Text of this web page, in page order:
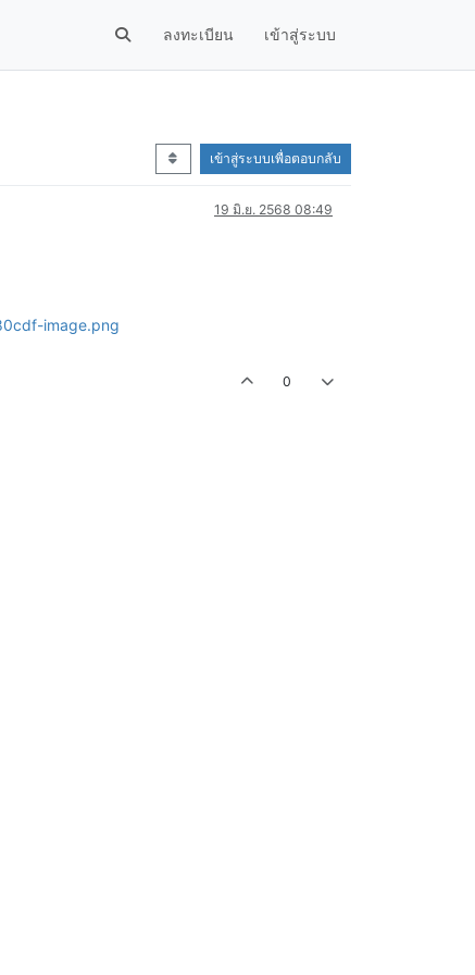
ลงทะเบียน เข้าสู่ระบบ
เข้าสู่ระบบเพื่อตอบกลับ
19 มิ.ย. 2568 08:49
0